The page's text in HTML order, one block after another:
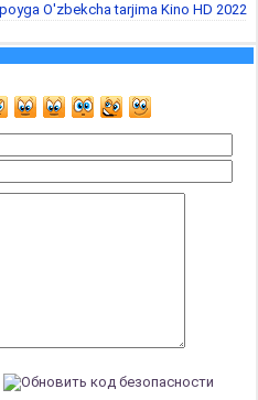
O'zbekcha tarjima Kino HD 2022